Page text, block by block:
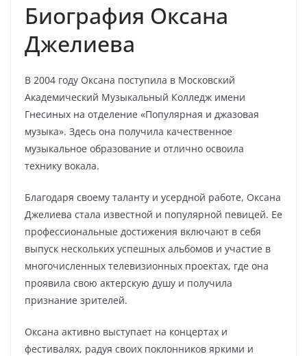
Биография Оксана
Джелиева
В 2004 году Оксана поступила в Московский
Академический Музыкальный Колледж имени
Гнесиных на отделение «Популярная и джазовая
музыка». Здесь она получила качественное
музыкальное образование и отлично освоила
технику вокала.
Благодаря своему таланту и усердной работе, Оксана
Джелиева стала известной и популярной певицей. Ее
профессиональные достижения включают в себя
выпуск нескольких успешных альбомов и участие в
многочисленных телевизионных проектах, где она
проявила свою актерскую душу и получила
признание зрителей.
Оксана активно выступает на концертах и
фестивалях, радуя своих поклонников яркими и